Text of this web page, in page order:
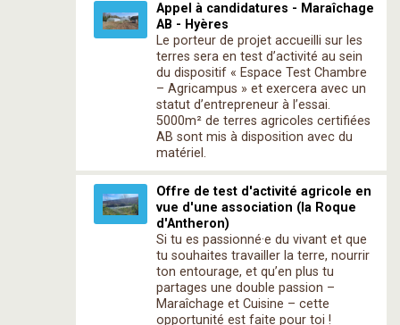
Appel à candidatures - Maraîchage
AB - Hyères
Le porteur de projet accueilli sur les
terres sera en test d’activité au sein
du dispositif « Espace Test Chambre
– Agricampus » et exercera avec un
statut d’entrepreneur à l’essai.
5000m² de terres agricoles certifiées
AB sont mis à disposition avec du
matériel.
Offre de test d'activité agricole en
vue d'une association (la Roque
d'Antheron)
Si tu es passionné·e du vivant et que
tu souhaites travailler la terre, nourrir
ton entourage, et qu’en plus tu
partages une double passion –
Maraîchage et Cuisine – cette
opportunité est faite pour toi !